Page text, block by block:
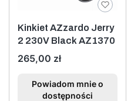
Kinkiet AZzardo Jerry
2 230V Black AZ1370
Cena
265,00 zł
Powiadom mnie o
dostępności